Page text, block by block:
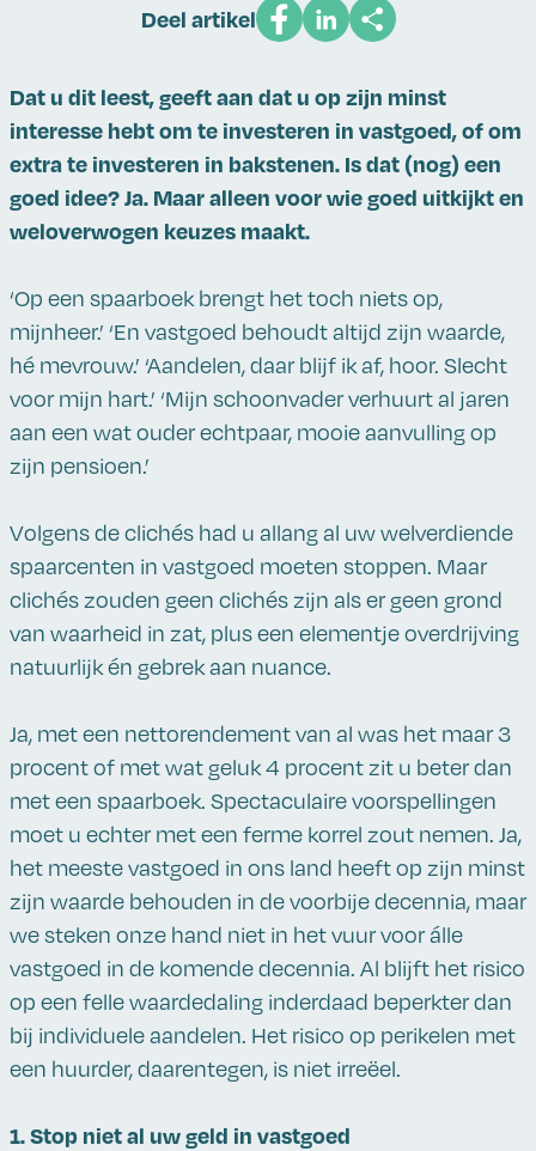
Deel artikel
Dat u dit leest, geeft aan dat u op zijn minst
interesse hebt om te investeren in vastgoed, of om
extra te investeren in bakstenen. Is dat (nog) een
goed idee? Ja. Maar alleen voor wie goed uitkijkt en
weloverwogen keuzes maakt.
‘Op een spaarboek brengt het toch niets op,
mijnheer.’ ‘En vastgoed behoudt altijd zijn waarde,
hé mevrouw.’ ‘Aandelen, daar blijf ik af, hoor. Slecht
voor mijn hart.’ ‘Mijn schoonvader verhuurt al jaren
aan een wat ouder echtpaar, mooie aanvulling op
zijn pensioen.’
Volgens de clichés had u allang al uw welverdiende
spaarcenten in vastgoed moeten stoppen. Maar
clichés zouden geen clichés zijn als er geen grond
van waarheid in zat, plus een elementje overdrijving
natuurlijk én gebrek aan nuance.
Ja, met een nettorendement van al was het maar 3
procent of met wat geluk 4 procent zit u beter dan
met een spaarboek. Spectaculaire voorspellingen
moet u echter met een ferme korrel zout nemen. Ja,
het meeste vastgoed in ons land heeft op zijn minst
zijn waarde behouden in de voorbije decennia, maar
we steken onze hand niet in het vuur voor álle
vastgoed in de komende decennia. Al blijft het risico
op een felle waardedaling inderdaad beperkter dan
bij individuele aandelen. Het risico op perikelen met
een huurder, daarentegen, is niet irreëel.
1. Stop niet al uw geld in vastgoed